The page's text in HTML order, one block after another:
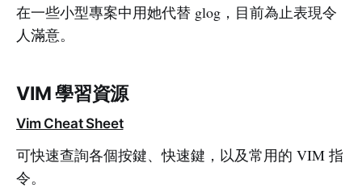
在一些小型專案中用她代替 glog，目前為止表現令
人滿意。
VIM 學習資源
Vim Cheat Sheet
可快速查詢各個按鍵、快速鍵，以及常用的 VIM 指
令。